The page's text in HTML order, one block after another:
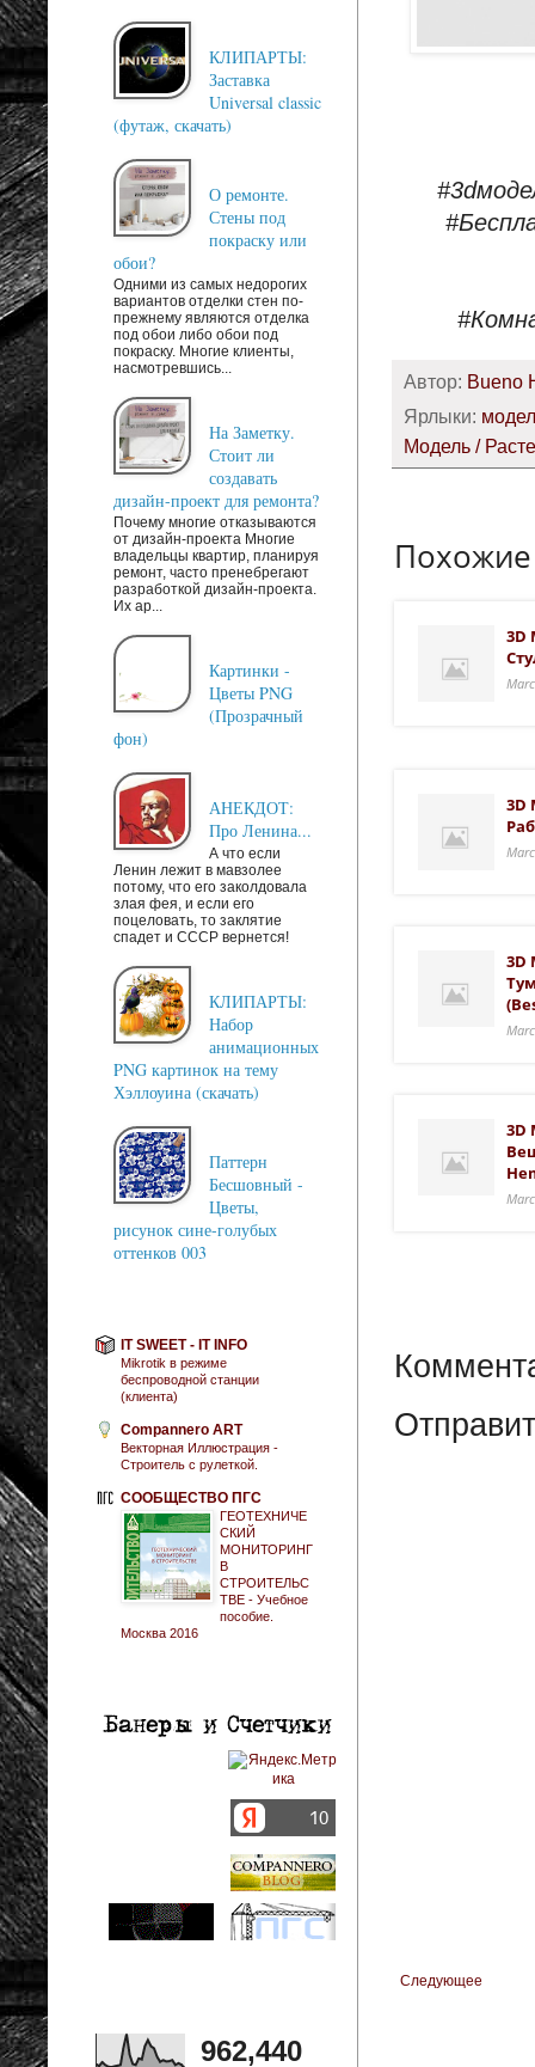
Автор: Bueno
Ярлыки:
Модель /
3D
3D
3D
3D
Следующее
КЛИПАРТЫ:
Заставка
Universal classic
(футаж, скачать)
О ремонте.
Стены под
покраску или
обои?
Одними из самых недорогих
вариантов отделки стен по-
прежнему являются отделка
под обои либо обои под
покраску. Многие клиенты,
насмотревшись...
На Заметку.
Стоит ли
создавать
дизайн-проект для ремонта?
Почему многие отказываются
от дизайн-проекта Многие
владельцы квартир, планируя
ремонт, часто пренебрегают
разработкой дизайн-проекта.
Их ар...
Картинки -
Цветы PNG
(Прозрачный
фон)
АНЕКДОТ:
Про Ленина...
А что если
Ленин лежит в мавзолее
потому, что его заколдовала
злая фея, и если его
поцеловать, то заклятие
спадет и СССР вернется!
КЛИПАРТЫ:
Набор
анимационных
PNG картинок на тему
Хэллоуина (скачать)
Паттерн
Бесшовный -
Цветы,
рисунок сине-голубых
оттенков 003
IT SWEET - IT INFO
Mikrotik в режиме
беспроводной станции
(клиента)
Compannero ART
Векторная Иллюстрация -
Строитель с рулеткой.
СООБЩЕСТВО ПГС
ГЕОТЕХНИЧЕ
СКИЙ
МОНИТОРИНГ
В
СТРОИТЕЛЬС
ТВЕ - Учебное
пособие.
Москва 2016
962,440